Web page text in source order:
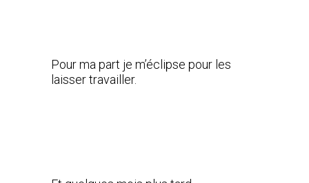
Pour ma part je m’éclipse pour les
laisser travailler.